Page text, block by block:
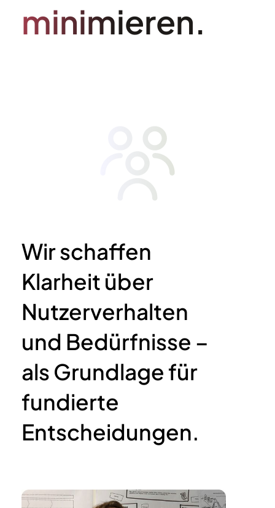
minimieren.
Wir schaffen
Klarheit über
Nutzerverhalten
und Bedürfnisse –
als Grundlage für
fundierte
Entscheidungen.